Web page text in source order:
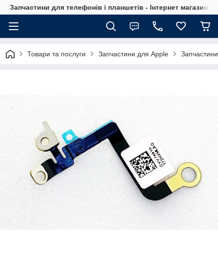
Запчастини для телефонів і планшетів - Інтернет магазин
Товари та послуги Запчастини для Apple